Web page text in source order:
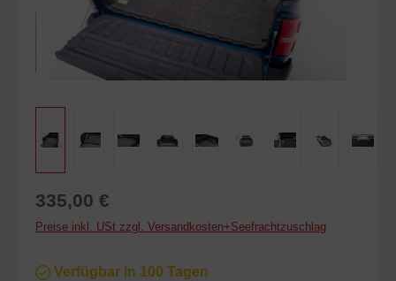
Regulärer Preis:
335,00 €
Preise inkl. USt zzgl. Versandkosten+Seefrachtzuschlag
Verfügbar in 100 Tagen